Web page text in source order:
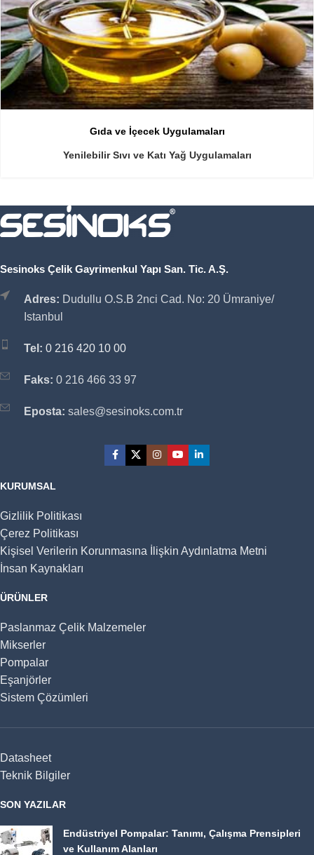
Gıda ve İçecek Uygulamaları
Yenilebilir Sıvı ve Katı Yağ Uygulamaları
Sesinoks Çelik Gayrimenkul Yapı San. Tic. A.Ş.
Adres: Dudullu O.S.B 2nci Cad. No: 20 Ümraniye/
Istanbul
Tel: 0 216 420 10 00
Faks: 0 216 466 33 97
Eposta: sales@sesinoks.com.tr
KURUMSAL
Gizlilik Politikası
Çerez Politikası
Kişisel Verilerin Korunmasına İlişkin Aydınlatma Metni
İnsan Kaynakları
ÜRÜNLER
Paslanmaz Çelik Malzemeler
Mikserler
Pompalar
Eşanjörler
Sistem Çözümleri
Datasheet
Teknik Bilgiler
SON YAZILAR
Endüstriyel Pompalar: Tanımı, Çalışma Prensipleri
ve Kullanım Alanları